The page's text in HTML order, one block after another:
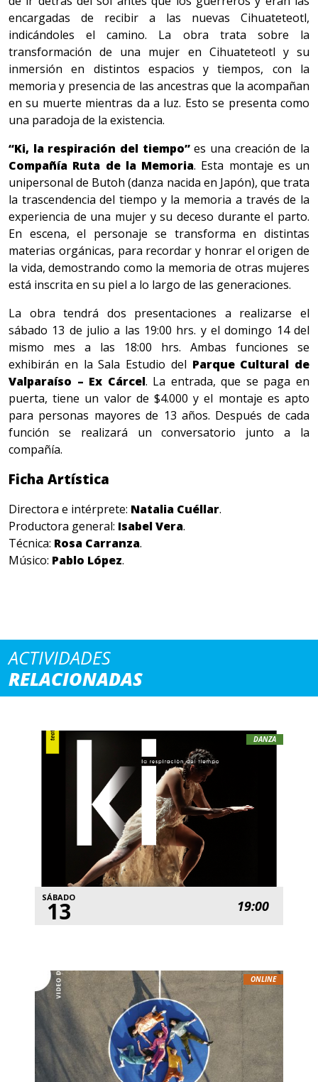
encargadas de recibir a las nuevas Cihuateteotl,
indicándoles el camino. La obra trata sobre la
transformación de una mujer en Cihuateteotl y su
inmersión en distintos espacios y tiempos, con la
memoria y presencia de las ancestras que la acompañan
en su muerte mientras da a luz. Esto se presenta como
una paradoja de la existencia.
“Ki, la respiración del tiempo”es una creación de la
Compañía Ruta de la Memoria. Esta montaje es un
unipersonal de Butoh (danza nacida en Japón), que trata
la trascendencia del tiempo y la memoria a través de la
experiencia de una mujer y su deceso durante el parto.
En escena, el personaje se transforma en distintas
materias orgánicas, para recordar y honrar el origen de
la vida, demostrando como la memoria de otras mujeres
está inscrita en su piel a lo largo de las generaciones.
La obra tendrá dos presentaciones a realizarse el
sábado 13 de julio a las 19:00 hrs. y el domingo 14 del
mismo mes a las 18:00 hrs. Ambas funciones se
exhibirán en la Sala Estudio del Parque Cultural de
Valparaíso – Ex Cárcel. La entrada, que se paga en
puerta, tiene un valor de $4.000 y el montaje es apto
para personas mayores de 13 años. Después de cada
función se realizará un conversatorio junto a la
compañía.
Ficha Artística
Directora e intérprete: Natalia Cuéllar.
Productora general: Isabel Vera.
Técnica: Rosa Carranza.
Músico: Pablo López.
ACTIVIDADES
RELACIONADAS
DANZA
SÁBADO
13 19:00
ONLINE